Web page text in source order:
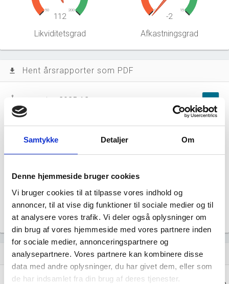
Samtykke Detaljer Om
Denne hjemmeside bruger cookies
Vi bruger cookies til at tilpasse vores indhold og
annoncer, til at vise dig funktioner til sociale medier og til
at analysere vores trafik. Vi deler også oplysninger om
din brug af vores hjemmeside med vores partnere inden
for sociale medier, annonceringspartnere og
analysepartnere. Vores partnere kan kombinere disse
data med andre oplysninger, du har givet dem, eller som
de har indsamlet fra din brug af deres tjenester.
50 200
112
Likviditetsgrad
0 15
-2
Afkastningsgrad
file_download Hent årsrapporter som PDF
Årsrapporten 2025-12
Årsrapporten 2024-12 file_download
Årsrapporten 2023-12 file_download
Årsrapporten 2022-12
Årsrapporten 2021-12 file_download
assignment Regnskaber
Resultat i 1000